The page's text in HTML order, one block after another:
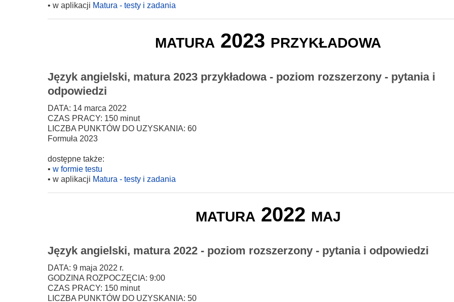
• w aplikacji Matura - testy i zadania
matura 2023 przykładowa
Język angielski, matura 2023 przykładowa - poziom rozszerzony - pytania i
odpowiedzi
DATA: 14 marca 2022
CZAS PRACY: 150 minut
LICZBA PUNKTÓW DO UZYSKANIA: 60
Formuła 2023
dostępne także:
• w formie testu
• w aplikacji Matura - testy i zadania
matura 2022 maj
Język angielski, matura 2022 - poziom rozszerzony - pytania i odpowiedzi
DATA: 9 maja 2022 r.
GODZINA ROZPOCZĘCIA: 9:00
CZAS PRACY: 150 minut
LICZBA PUNKTÓW DO UZYSKANIA: 50